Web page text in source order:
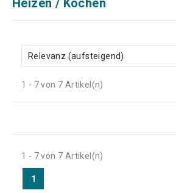
Relevanz (aufsteigend)
1 - 7 von 7 Artikel(n)
1 - 7 von 7 Artikel(n)
1